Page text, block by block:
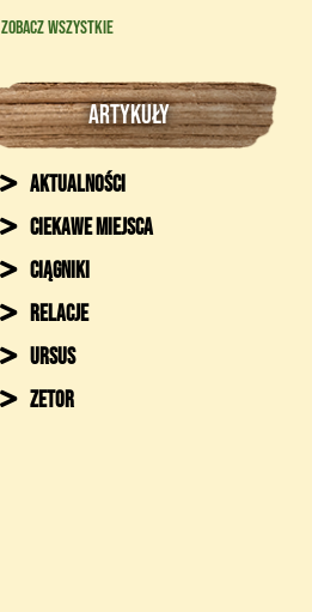
Zobacz wszystkie
ARTYKUŁY
Aktualności
Ciekawe miejsca
Ciągniki
Relacje
Ursus
Zetor